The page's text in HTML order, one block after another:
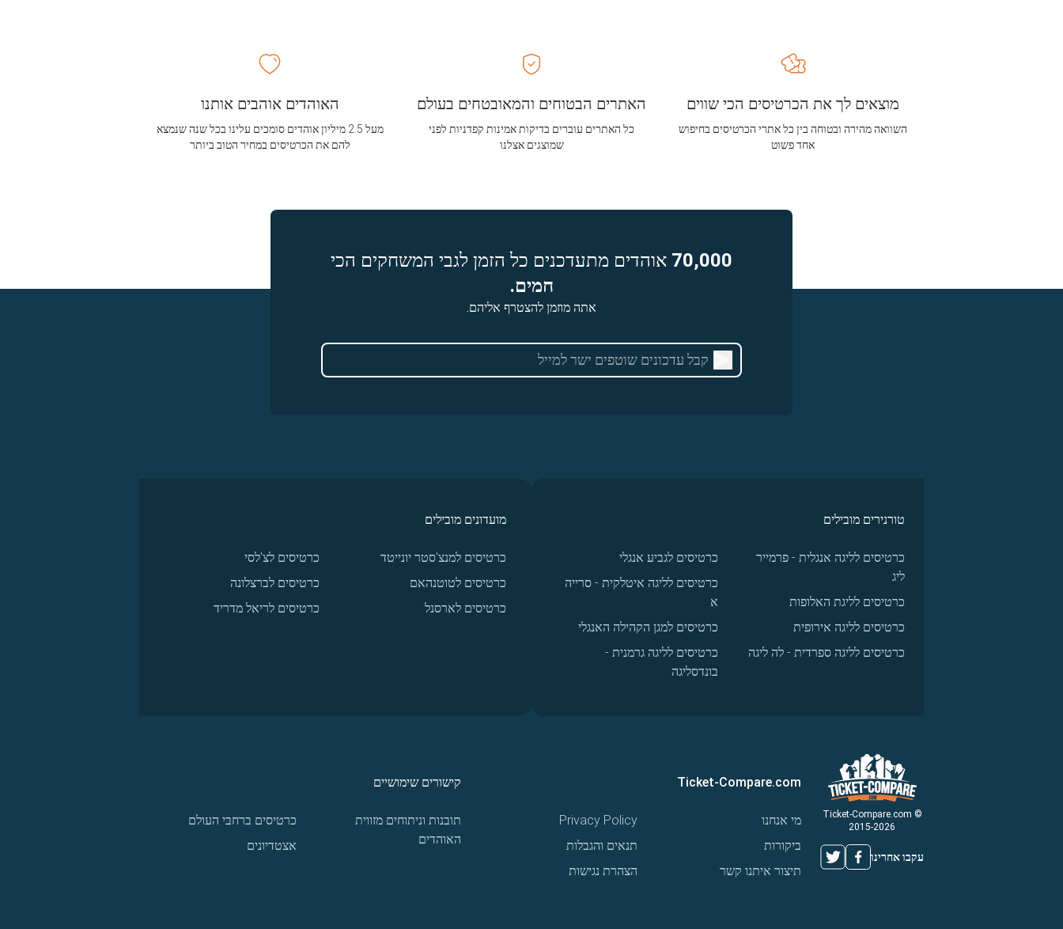
האתרים הבטוחים והמאובטחים בעולם
כל האתרים עוברים בדיקות אמינות קפדניות לפני
שמוצגים אצלנו
מוצאים לך את הכרטיסים הכי שווים
השוואה מהירה ובטוחה בין כל אתרי הכרטיסים בחיפוש
אחד פשוט
האוהדים אוהבים אותנו
מעל 2.5 מיליון אוהדים סומכים עלינו בכל שנה שנמצא
להם את הכרטיסים במחיר הטוב ביותר
70,000 אוהדים מתעדכנים כל הזמן לגבי המשחקים הכי
חמים.
אתה מוזמן להצטרף אליהם.
טורנירים מובילים
כרטיסים לליגה אנגלית - פרמייר
ליג
כרטיסים לליגת האלופות
כרטיסים לליגה אירופית
כרטיסים לליגה ספרדית - לה ליגה
כרטיסים לגביע אנגלי
כרטיסים לליגה איטלקית - סרייה
א
כרטיסים למגן הקהילה האנגלי
כרטיסים לליגה גרמנית -
בונדסליגה
מועדונים מובילים
כרטיסים למנצ'סטר יונייטד
כרטיסים לטוטנהאם
כרטיסים לארסנל
כרטיסים לצ'לסי
כרטיסים לברצלונה
כרטיסים לריאל מדריד
© Ticket-Compare.com
2015-2026
עקבו אחרינו
Ticket-Compare.com
מי אנחנו
ביקורות
תיצור איתנו קשר
Privacy Policy
תנאים והגבלות
הצהרת נגישות
קישורים שימושיים
תובנות וניתוחים מזווית
האוהדים
כרטיסים ברחבי העולם
אצטדיונים